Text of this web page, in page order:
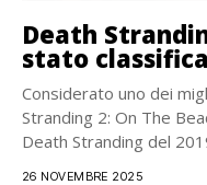
Death
stato
Considerato uno dei
Stranding 2: On The
Death Stranding del
26 NOVEMBRE 2025